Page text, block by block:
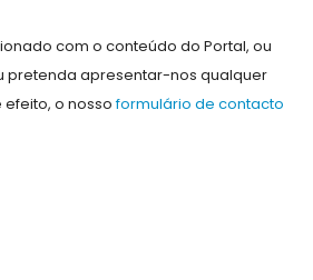
com o conteúdo do Portal, ou
pretenda apresentar-nos qualquer
efeito, o nossoformulário de contacto